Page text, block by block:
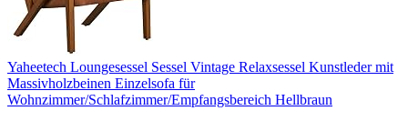
Yaheetech Loungesessel Sessel Vintage Relaxsessel Kunstleder mit
Massivholzbeinen Einzelsofa für
Wohnzimmer/Schlafzimmer/Empfangsbereich Hellbraun